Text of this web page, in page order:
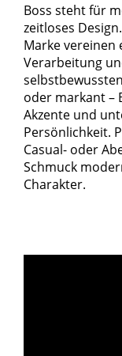
Boss steht für
zeitloses
Marke vereinen
Verarbeitung
oder markant –
Akzente und
Persönlichkeit.
Casual- oder
Schmuck
Charakter.